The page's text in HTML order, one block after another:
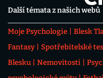
Další témata z našich webů
Moje Psychologie Blesk
Fantasy
Spotřebitelské
Blesku
Nemovitosti